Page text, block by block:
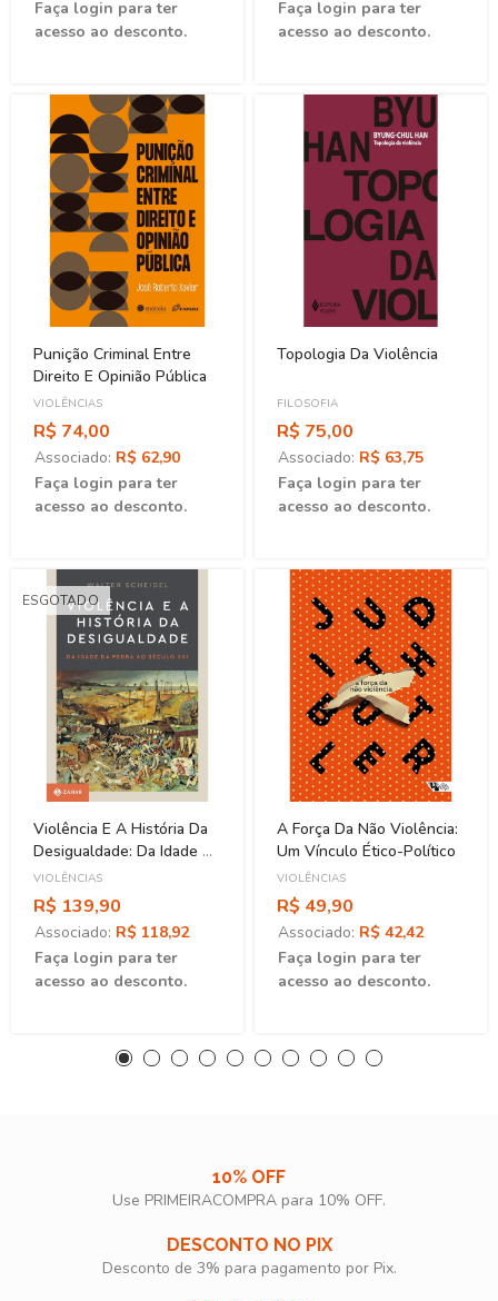
Faça login para ter
acesso ao desconto.
Punição Criminal Entre
Direito E Opinião Pública
VIOLÊNCIAS
R$ 74,00
Associado: R$ 62,90
Faça login para ter
acesso ao desconto.
ESGOTADO
Violência E A História Da
Desigualdade: Da Idade Da
Pedra Ao Século XXI
VIOLÊNCIAS
R$ 139,90
Associado: R$ 118,92
Faça login para ter
acesso ao desconto.
Faça login para ter
acesso ao desconto.
Topologia Da Violência
FILOSOFIA
R$ 75,00
Associado: R$ 63,75
Faça login para ter
acesso ao desconto.
A Força Da Não Violência:
Um Vínculo Ético-Político
VIOLÊNCIAS
R$ 49,90
Associado: R$ 42,42
Faça login para ter
acesso ao desconto.
10% OFF
Use PRIMEIRACOMPRA para 10% OFF.​
DESCONTO NO PIX
Desconto de 3% para pagamento por Pix.